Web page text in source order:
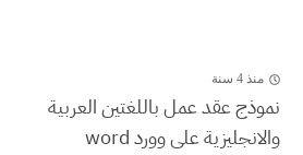
منذ 4 سنة
نموذج عقد عمل باللغتين العربية
والانجليزية على وورد word